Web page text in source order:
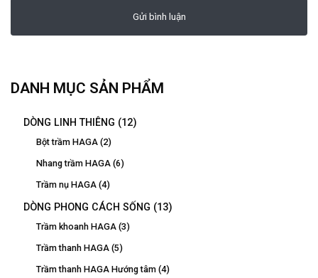
DANH MỤC SẢN PHẨM
DÒNG LINH THIÊNG (12)
Bột trầm HAGA (2)
Nhang trầm HAGA (6)
Trầm nụ HAGA (4)
DÒNG PHONG CÁCH SỐNG (13)
Trầm khoanh HAGA (3)
Trầm thanh HAGA (5)
Trầm thanh HAGA Hướng tâm (4)